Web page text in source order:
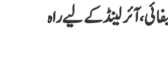
لیے کیا کوالیفائی، آئرلینڈ کے لیے راہ